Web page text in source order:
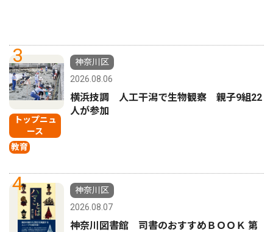
3
トップニュ
ース
教育
神奈川区
2026.08.06
横浜技調 人工干潟で生物観察 親子9組22
人が参加
4
神奈川区
2026.08.07
神奈川図書館 司書のおすすめＢＯＯＫ 第